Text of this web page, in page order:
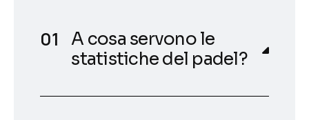
A cosa servono le
statistiche del padel?